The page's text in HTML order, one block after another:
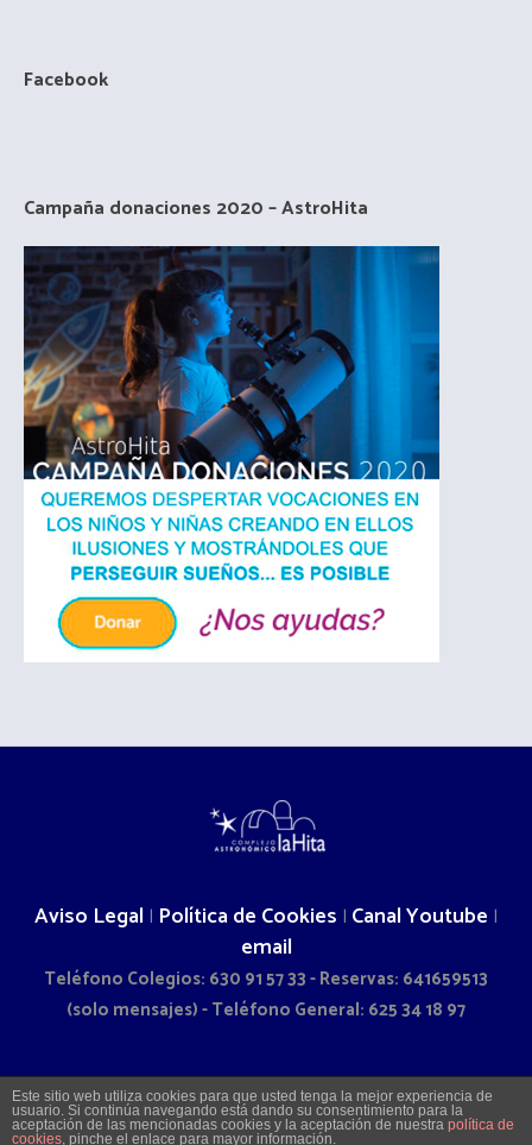
Facebook
Campaña donaciones 2020 – AstroHita
Aviso Legal | Política de Cookies | Canal Youtube |
email
Teléfono Colegios: 630 91 57 33 - Reservas: 641659513
(solo mensajes) - Teléfono General: 625 34 18 97
2026 © COMPLEJO ASTRONÓMICO LA HITA - CAMINO DOÑA
SOL S/N - LA VILLA DE DON FADRIQUE (TOLEDO)
Este sitio web utiliza cookies para que usted tenga la mejor experiencia de
usuario. Si continúa navegando está dando su consentimiento para la
aceptación de las mencionadas cookies y la aceptación de nuestra política de
cookies, pinche el enlace para mayor información.